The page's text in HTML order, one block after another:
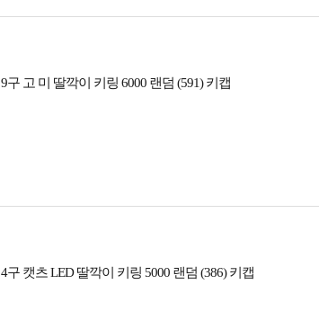
9구 고 미 딸깍이 키링 6000 랜덤 (591) 키캡
4구 캣츠 LED 딸깍이 키링 5000 랜덤 (386) 키캡